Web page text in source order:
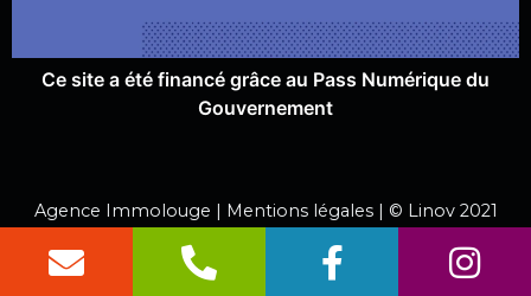
Ce site a été financé grâce au Pass Numérique du
Gouvernement
Agence Immolouge | Mentions légales| © Linov2021